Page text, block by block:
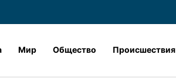
dzen
Мир Общество Происшествия